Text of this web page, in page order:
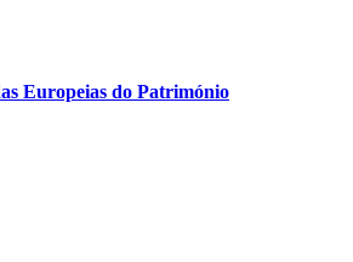
Europeias do Património